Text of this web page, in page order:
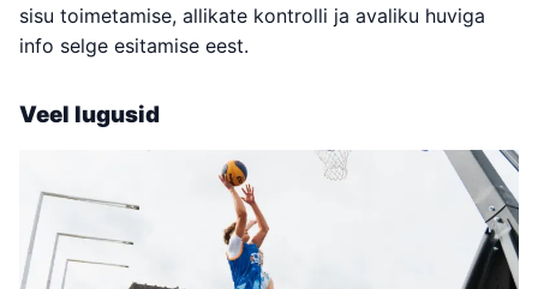
sisu toimetamise, allikate kontrolli ja avaliku huviga
info selge esitamise eest.
Veel lugusid